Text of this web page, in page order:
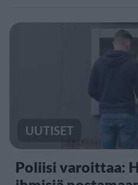
UUTISET
Poliisi varoittaa: